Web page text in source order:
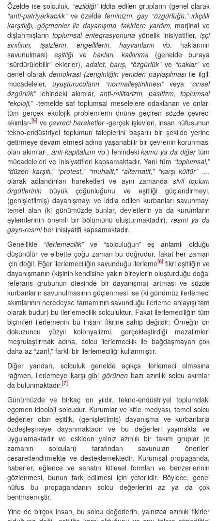
Özelde ise solculuk, “ezildiği”iddia edilen grupların (genel olarak
“anti-patriyarkacılık”ve özelde feminizm, gay “özgürlüğü,” ırkçılık
karşıtlığı, göçmenler ile dayanışma, fakirlere yardım, marjinal ve
dışlanmışların toplumsal entegrasyonuna yönelik inisiyatifler, işçi
sınıfının, işsizlerin, engellilerin, hayvanların vb. haklarının
savunulması) eşitliğive hakları, kalkınma (genelde buraya
“sürdürülebilir” eklerler), adalet, barış, “özgürlük”ve “haklar”ve
genel olarak demokrasi (zenginliğin yeniden paylaşılması ile ilgili
mücadeleler,uyuşturucuların “normalleştirilmesi”veya “cinsel
özgürlük”lehindeki akımlar, anti-militarizm, pasifizm, toplumsal
“ekoloji,”-temelde saf toplumsal meselelere odaklanan ve onları
tüm gerçek ekolojik problemlerin önüne geçiren sözde çevreci
akımlar-[5] veçevreci hareketler-gerçek işlevleri, insan nüfusunun
tekno-endüstriyel toplumun taleplerini başarılı bir şekilde yerine
getirmeye devam etmesi adına yaşanabilir bir çevrenin korunması
olan akımlar-, anti-kapitalizmvb.) lehindekikamu ya da diğertüm
mücadeleleri ve inisiyatifleri kapsamaktadır. Yani tüm “toplumsal,”
“düzen karşıtı,” “protest,” “muhalif,” “alternatif,” “karşı kültür”....
olarak adlandırılan hareketleri ve aynı zamanda sivil toplum
örgütlerinin büyük çoğunluğunu ve eşitliği güçlendirmeyi,
(genişletilmiş) dayanışmayı ve iddia edilen kurbanları savunmayı
temel alan (ki günümüzde bunlar, devletlerin ya da kurumların
eylemlerinin önemli bir bölümünü oluşturmaktadır),resmi ya da
gayrı-resmiher inisiyatifi kapsamaktadır.
Genellikle “ilerlemecilik”ve “solculuğun” eş anlamlı olduğu
düşünülür ve elbette çoğu zaman bu doğrudur, fakat her zaman
için değil. Eğer ilerlemeciliğin savunduğu ilerleme[6] fikri eşitliğin ve
dayanışmanın (kişinin kendisine yakın bireylerin oluşturduğu doğal
referans grubunun ötesinde bir dayanışma) artması ve sözde
kurbanların savunulmasının güçlenmesi ise (ki günümüz ilerlemeci
akımlarının neredeyse tamamının savunduğu ilerleme anlayışı tam
olarak budur) bu ilerlemecilik solculuktur. Fakat ilerlemeciliğin tüm
biçimleri ilerlemenin bu insani fikrine sahip değildir: Örneğin on
dokuzuncu yüzyıl kolonyalizmi, gerçekleştirdiği mezalimleri
meşrulaştırmak adına, solcu ilerlemecilik ile bağdaşmayan çok
daha az “zarif,” farklı bir ilerlemeciliği kullanmıştır.
Diğer yandan, solculuk genelde açıkça ilerlemeci olmasına
rağmen, ilerlemeye karşı gibi görünenbazı azınlık solcu akımlar
da bulunmaktadır.[7]
Günümüzde ve birkaç on yıldır, tekno-endüstriyel toplumdaki
egemen ideoloji solcudur. Kurumlar ve kitle medyası, temel solcu
değerler olan eşitlik, (genişletilmiş) dayanışma ve kurbanlarla
özdeşleşmeye dayanmaktadır ve bu değerleri yaymakta ve
uygulamaktadır ve eskiden yalnız azınlık bir takım gruplar (o
zamanın solcuları) tarafından savunulan önerileri
cesaretlendirmekte ve desteklemektedir. Kurumsal propaganda,
haberler, eğlence ve sanatın kitlesel formları ve benzerlerinin
gözlenmesi, bunun fark edilmesi için yeterlidir. Böylece, genel
nüfus bu propagandanın solcu değerlerini az ya da çok
benimsemiştir.
Yine de birçok insan, bu solcu değerlerin, yalnızca azınlık fikirler